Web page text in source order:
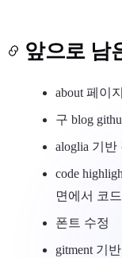
앞으로 남
about 페이
구 blog
aloglia 기반
code
면에서 코
폰트 수정
gitment 기